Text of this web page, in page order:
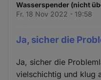
Wasserspender (nicht
Fr. 18 Nov 2022 - 19:58
Ja, sicher die
Ja, sicher die
vielschichtig und klug